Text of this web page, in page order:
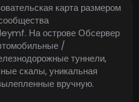
карта размером
На острове Обсервер
/
туннели,
скалы, уникальная
вручную.